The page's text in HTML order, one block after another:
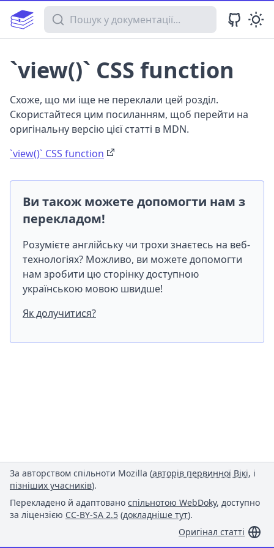
Пошук у документації
`view()` CSS function
Схоже, що ми іще не переклали цей розділ.
Скористайтеся цим посиланням, щоб перейти на
оригінальну версію цієї статті в MDN.
`view()` CSS function
Ви також можете допомогти нам з
перекладом!
Розумієте англійську чи трохи знаєтесь на веб-
технологіях? Можливо, ви можете допомогти
нам зробити цю сторінку доступною
українською мовою швидше!
Як долучитися?
За авторством спільноти Mozilla (авторів первинної Вікі, і
пізніших учасників).
Перекладено й адаптовано спільнотою WebDoky, доступно
за ліцензією CC-BY-SA 2.5 (докладніше тут).
Оригінал статті